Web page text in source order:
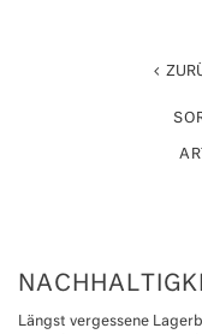
Längst vergessene